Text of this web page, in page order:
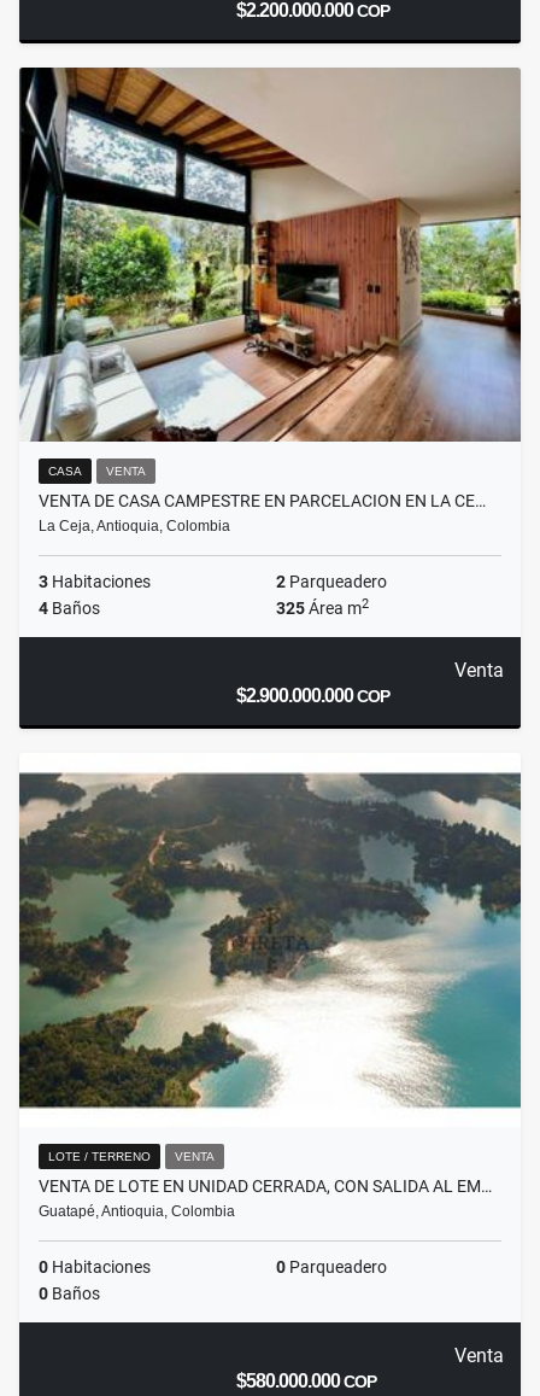
$2.200.000.000COP
CASA VENTA
VENTA DE CASA CAMPESTRE EN PARCELACION EN LA CE…
La Ceja, Antioquia, Colombia
3 Habitaciones 2 Parqueadero
4 Baños 325Área m2
Venta
$2.900.000.000COP
LOTE / TERRENO VENTA
VENTA DE LOTE EN UNIDAD CERRADA, CON SALIDA AL EM…
Guatapé, Antioquia, Colombia
0 Habitaciones 0 Parqueadero
0 Baños
Venta
$580.000.000COP